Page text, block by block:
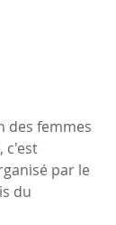
des femmes
c'est
par le
du